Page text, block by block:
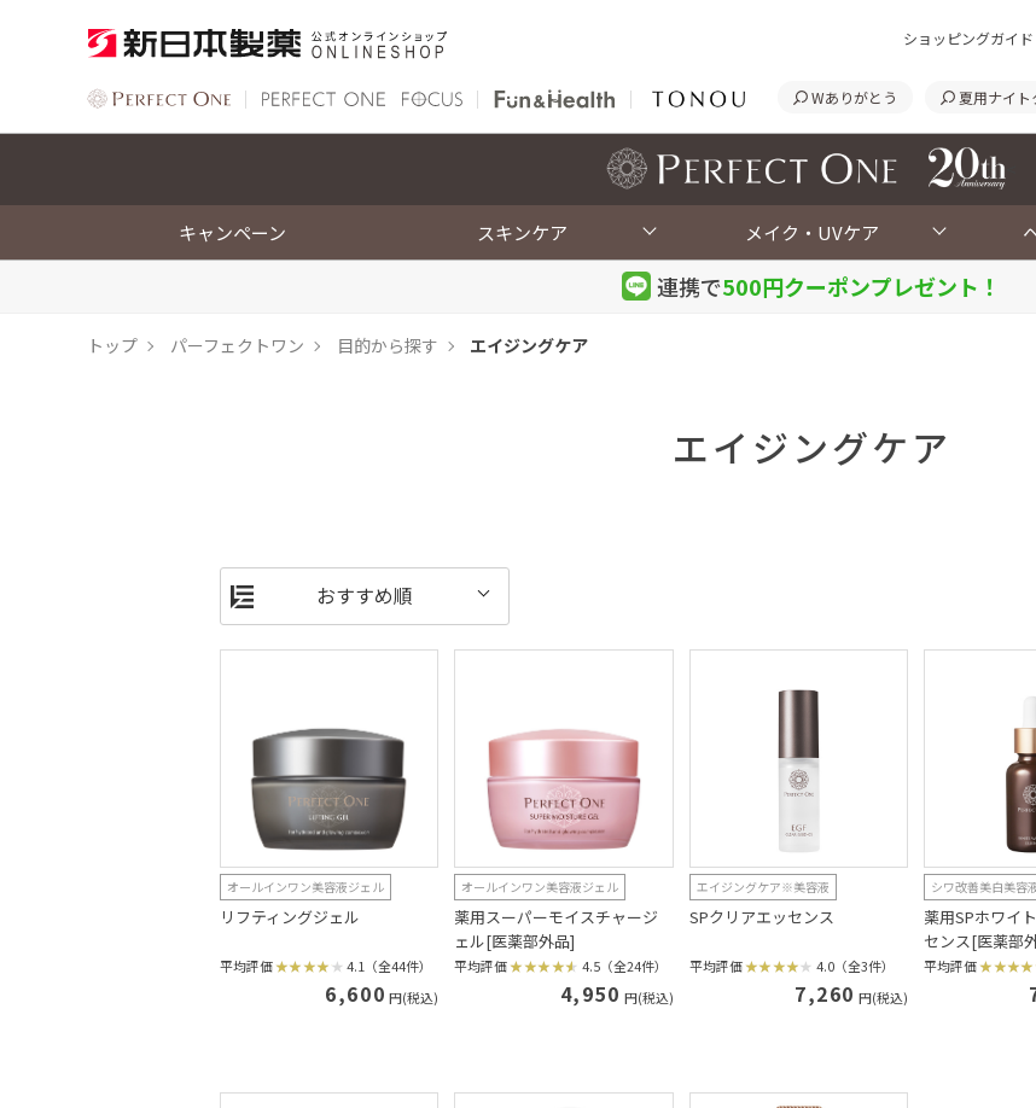
ショッピングガイド
Wありがとう 夏用ナイト
キャンペーン スキンケア メイク・UVケア
連携で500円クーポンプレゼント！
トップ パーフェクトワン 目的から探す エイジングケア
エイジングケア
オールインワン美容液ジェル
リフティングジェル
平均評価 4.1（全44件）
6,600 円(税込)
オールインワン美容液ジェル
薬用スーパーモイスチャージ
ェル[医薬部外品]
平均評価 4.5（全24件）
4,950 円(税込)
エイジングケア※美容液
SPクリアエッセンス
平均評価 4.0（全3件）
7,260 円(税込)
シワ改善美白美容
薬用SPホワイ
センス[医薬部
平均評価